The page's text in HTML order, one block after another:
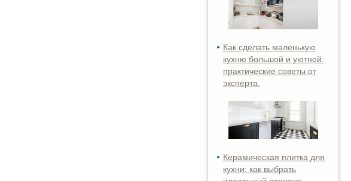
Как сделать маленькую
кухню большой и уютной:
практические советы от
эксперта.
Керамическая плитка для
кухни: как выбрать